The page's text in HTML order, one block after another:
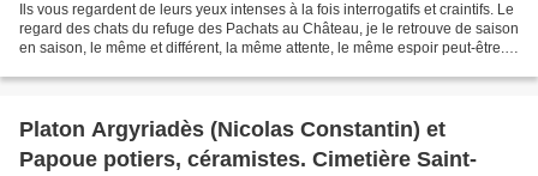
Ils vous regardent de leurs yeux intenses à la fois interrogatifs et craintifs. Le
regard des chats du refuge des Pachats au Château, je le retrouve de saison
en saison, le même et différent, la même attente, le même espoir peut-être.
Platon Argyriadès (Nicolas Constantin) et
Papoue potiers, céramistes. Cimetière Saint-